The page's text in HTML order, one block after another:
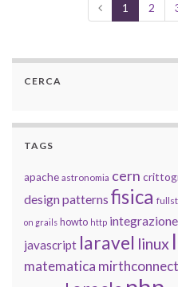
1 2
CERCA
TAGS
apache astronomia cern
design patterns fisica
on grails howto http
javascript laravel linux
matematica mirthconnect